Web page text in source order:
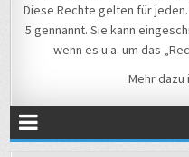
Diese Rechte gelten für
5 gennannt. Sie kann
wenn es u.a. um das
Mehr dazu